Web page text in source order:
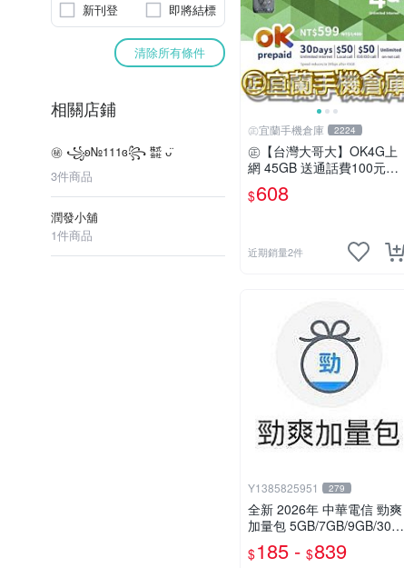
新刊登 即將結標
清除所有條件
相關店鋪
㊙ ꧁ʚ№111ɞ꧂ ㍿ ᴗ̈
3件商品
潤發小舖
1件商品
㊣宜蘭手機倉庫 2224
㊣【台灣大哥大】OK4G上
網 45GB 送通話費100元㊣
宜蘭手機倉庫
$608
近期銷量2件
Y1385825951 279
全新 2026年 中華電信 勁爽
加量包 5GB/7GB/9GB/30日
無限上網 月租型及預付卡門
號適用
$185 - $839